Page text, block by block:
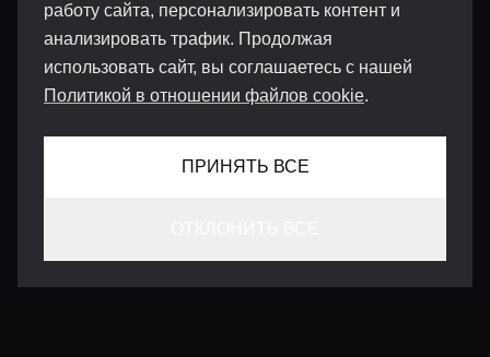
работу сайта, персонализировать контент и
анализировать трафик. Продолжая
использовать сайт, вы соглашаетесь с нашей
Политикой в отношении файлов cookie.
ПРИНЯТЬ ВСЕ